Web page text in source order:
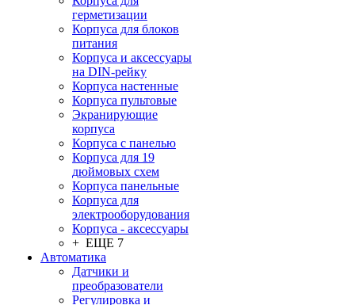
герметизации
Корпуса для блоков
питания
Корпуса и аксессуары
на DIN-рейку
Корпуса настенные
Корпуса пультовые
Экранирующие
корпуса
Корпуса с панелью
Корпуса для 19
дюймовых схем
Корпуса панельные
Корпуса для
электрооборудования
Корпуса - аксессуары
+ ЕЩЕ 7
Автоматика
Датчики и
преобразователи
Регулировка и